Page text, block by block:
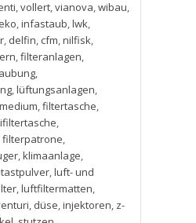
,vollert,vianova,wibau,
,infastaub,lwk,
, delfin, cfm,nilfisk,
,filteranlagen,
,
,lüftungsanlagen,
,filtertasche,
,
filterpatrone,
,klimaanlage,
,luft- und
,luftfiltermatten,
, düse,injektoren, z-